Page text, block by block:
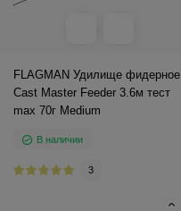
FLAGMAN Удилище фидерное
Cast Master Feeder 3.6м тест
max 70г Medium
В наличии
3